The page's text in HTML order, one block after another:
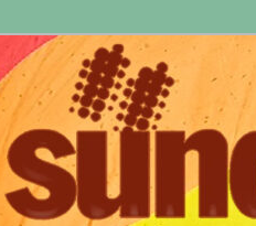
Frankfurt
Mode, Club- und Dark-Wear seit